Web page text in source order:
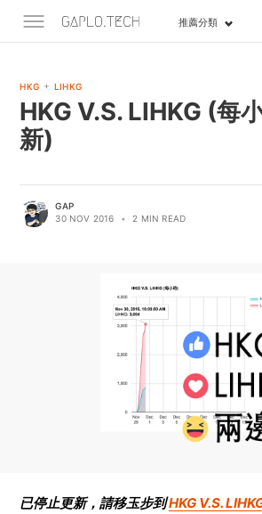
推薦分類
HKG + LIHKG
HKG V.S. LIHKG (每
新)
GAP
30 NOV 2016
• 2 MIN READ
已停止更新，請移玉步到HKG V.S.